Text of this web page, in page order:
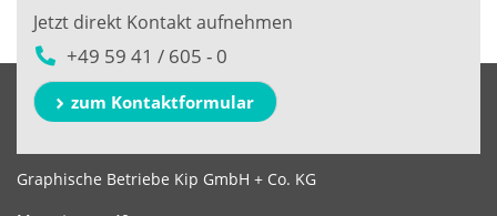
Jetzt direkt Kontakt aufnehmen
+49 59 41 / 605 - 0
zum Kontaktformular
Graphische Betriebe Kip GmbH + Co. KG